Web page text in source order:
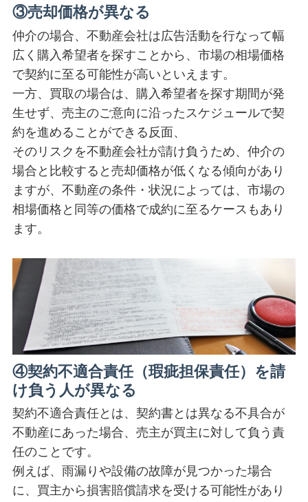
③売却価格が異なる
仲介の場合、不動産会社は広告活動を行なって幅
広く購入希望者を探すことから、市場の相場価格
で契約に至る可能性が高いといえます。
一方、買取の場合は、購入希望者を探す期間が発
生せず、売主のご意向に沿ったスケジュールで契
約を進めることができる反面、
そのリスクを不動産会社が請け負うため、仲介の
場合と比較すると売却価格が低くなる傾向があり
ますが、不動産の条件・状況によっては、市場の
相場価格と同等の価格で成約に至るケースもあり
ます。
④契約不適合責任（瑕疵担保責任）を請
け負う人が異なる
契約不適合責任とは、契約書とは異なる不具合が
不動産にあった場合、売主が買主に対して負う責
任のことです。
例えば、雨漏りや設備の故障が見つかった場合
に、買主から損害賠償請求を受ける可能性があり